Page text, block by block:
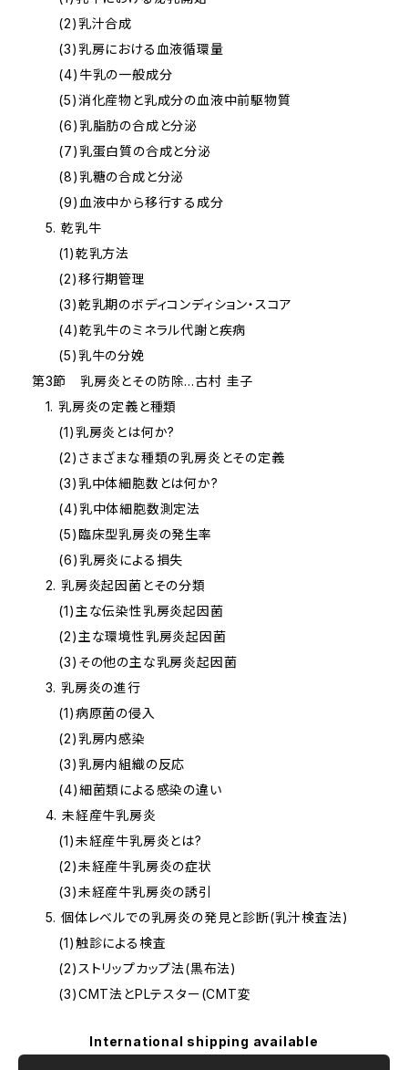
(2)乳汁合成
(3)乳房における血液循環量
(4)牛乳の一般成分
(5)消化産物と乳成分の血液中前駆物質
(6)乳脂肪の合成と分泌
(7)乳蛋白質の合成と分泌
(8)乳糖の合成と分泌
(9)血液中から移行する成分
5. 乾乳牛
(1)乾乳方法
(2)移行期管理
(3)乾乳期のボディコンディション・スコア
(4)乾乳牛のミネラル代謝と疾病
(5)乳牛の分娩
第3節 乳房炎とその防除…古村 圭子
1. 乳房炎の定義と種類
(1)乳房炎とは何か?
(2)さまざまな種類の乳房炎とその定義
(3)乳中体細胞数とは何か?
(4)乳中体細胞数測定法
(5)臨床型乳房炎の発生率
(6)乳房炎による損失
2. 乳房炎起因菌とその分類
(1)主な伝染性乳房炎起因菌
(2)主な環境性乳房炎起因菌
(3)その他の主な乳房炎起因菌
3. 乳房炎の進行
(1)病原菌の侵入
(2)乳房内感染
(3)乳房内組織の反応
(4)細菌類による感染の違い
4. 未経産牛乳房炎
(1)未経産牛乳房炎とは?
(2)未経産牛乳房炎の症状
(3)未経産牛乳房炎の誘引
5. 個体レベルでの乳房炎の発見と診断(乳汁検査法)
(1)触診による検査
(2)ストリップカップ法(黒布法)
(3)CMT法とPLテスター(CMT変
International shipping available